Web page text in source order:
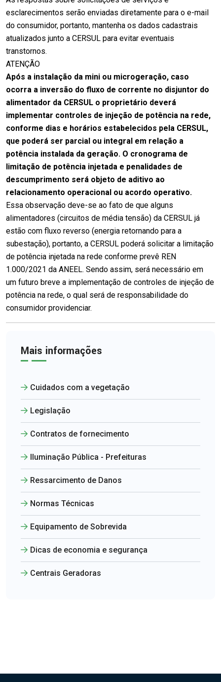
esclarecimentos serão enviadas diretamente para o e-mail
do consumidor, portanto, mantenha os dados cadastrais
atualizados junto a CERSUL para evitar eventuais
transtornos.
ATENÇÃO
Após a instalação da mini ou microgeração, caso
ocorra a inversão do fluxo de corrente no disjuntor do
alimentador da CERSUL o proprietário deverá
implementar controles de injeção de potência na rede,
conforme dias e horários estabelecidos pela CERSUL,
que poderá ser parcial ou integral em relação a
potência instalada da geração. O cronograma de
limitação de potência injetada e penalidades de
descumprimento será objeto de aditivo ao
relacionamento operacional ou acordo operativo.
Essa observação deve-se ao fato de que alguns
alimentadores (circuitos de média tensão) da CERSUL já
estão com fluxo reverso (energia retornando para a
subestação), portanto, a CERSUL poderá solicitar a limitação
de potência injetada na rede conforme prevê REN
1.000/2021 da ANEEL. Sendo assim, será necessário em
um futuro breve a implementação de controles de injeção de
potência na rede, o qual será de responsabilidade do
consumidor providenciar.
Mais informações
Cuidados com a vegetação
Legislação
Contratos de fornecimento
Iluminação Pública - Prefeituras
Ressarcimento de Danos
Normas Técnicas
Equipamento de Sobrevida
Dicas de economia e segurança
Centrais Geradoras